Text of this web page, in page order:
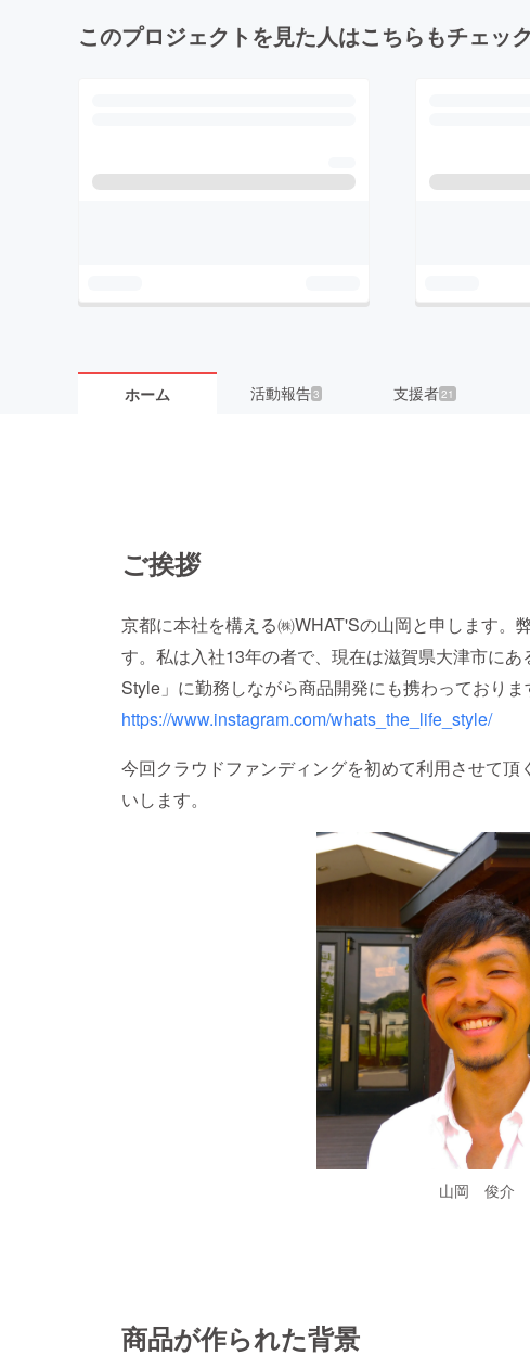
このプロジェクトを見た人はこちらもチェッ
ホーム 活動報告3 支援者21
ご挨拶
京都に本社を構える㈱WHAT'Sの山岡と申します。
す。私は入社13年の者で、現在は滋賀県大津市に
Style」に勤務しながら商品開発にも携わっておりま
https://www.instagram.com/whats_the_life_style/
今回クラウドファンディングを初めて利用させて
いします。
山岡 俊介
商品が作られた背景